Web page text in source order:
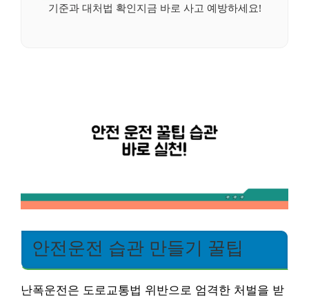
기준과 대처법 확인지금 바로 사고 예방하세요!
안전운전 습관 만들기 꿀팁
난폭운전은 도로교통법 위반으로 엄격한 처벌을 받